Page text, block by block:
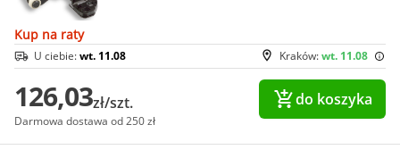
Kup na raty
Kraków:wt. 11.08
U ciebie:wt. 11.08
126,03zł/szt.
Darmowa dostawa od 250 zł
do koszyka